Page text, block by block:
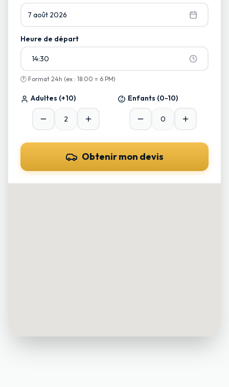
7 août 2026
Heure de départ
14:30
🕐 Format 24h (ex : 18:00 = 6 PM)
Adultes (+10) Enfants (0-10)
Obtenir mon devis